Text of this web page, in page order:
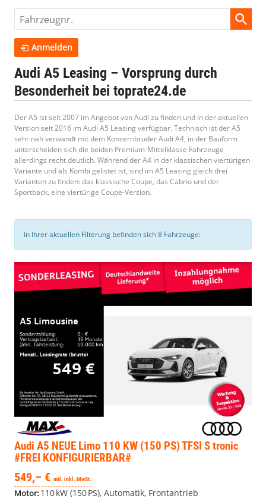
Audi A5 Leasing – Vorsprung durch
Besonderheit bei toprate24.de
Der A5 ist seit 2007 im Angebot von Audi zu finden und in der aktuellen
Version seit 2016 im Audi A5 Leasing verfügbar. Technisch ist der A5
sehr nah verwandt mit dem Konzernbruder Audi A4, in der Bauform
unterscheiden sich die beiden Premium-Mittelklasse Fahrzeuge
allerdings recht deutlich. Während der A4 in der klassischen viertürigen
Variante und als Kombi gelistet ist, sind im A5 Leasing gleich drei
Varianten zu finden: das klassische Coupe, das Cabrio und der
Sportback, eine viertürige Coupe-Version.
In Ihrer aktuellen Filterung befinden sich8 Fahrzeuge:
Audi A5 NEUE Limo 110 KW (150 PS) TFSI S tronic
#FREI KONFIGURIERBAR#
549,– € mtl. inkl. MwSt.
Motor: 110 kW (150 PS), Automatik, Frontantrieb
Fahrzeugnr.
Anmelden